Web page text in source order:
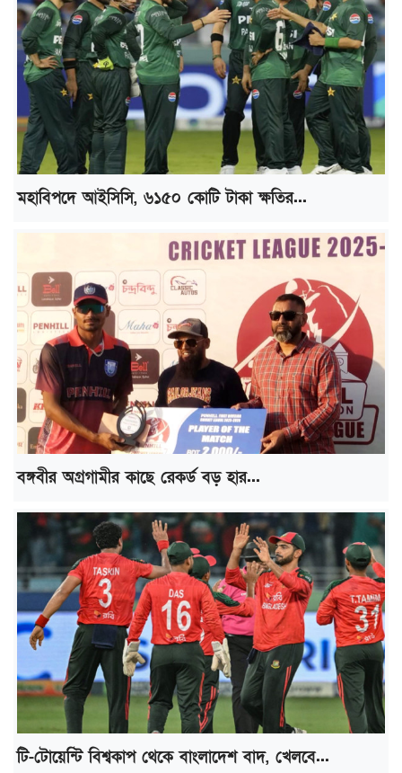
মহাবিপদে আইসিসি, ৬১৫০ কোটি টাকা ক্ষতির...
বঙ্গবীর অগ্রগামীর কাছে রেকর্ড বড় হার...
টি-টোয়েন্টি বিশ্বকাপ থেকে বাংলাদেশ বাদ, খেলবে...